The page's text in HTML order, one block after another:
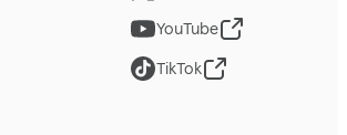
YouTube
TikTok